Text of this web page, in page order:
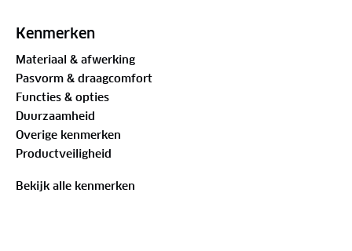
verwijderen.
De muts is geschikt voor wandelen, fietsen en
andere buitenactiviteiten waarbij extra licht
prettig is. Door de one-size pasvorm is de muts
geschikt voor volwassenen. De meegeleverde
batterijen zorgen ervoor dat de muts direct
klaar is voor gebruik. Het materiaal voelt prettig
aan en maakt de muts geschikt voor koudere
Kenmerken
Materiaal & afwerking
Pasvorm & draagcomfort
Functies & opties
Duurzaamheid
Overige kenmerken
Productveiligheid
Bekijk alle kenmerken